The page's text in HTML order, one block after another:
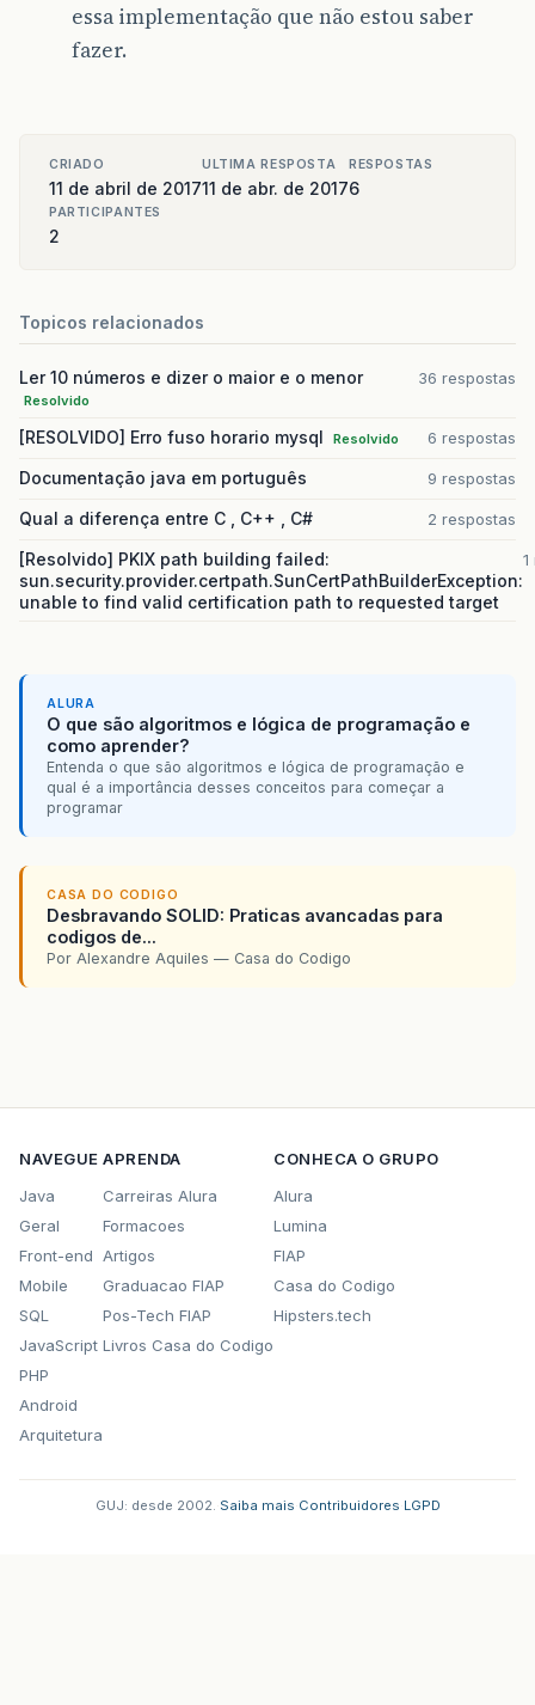
essa implementação que não estou saber
fazer.
CRIADO
11 de abril de 2017
ULTIMA RESPOSTA
11 de abr. de 2017
RESPOSTAS
6
PARTICIPANTES
2
Topicos relacionados
Ler 10 números e dizer o maior e o menor
Resolvido
36 respostas
[RESOLVIDO] Erro fuso horario mysql Resolvido 6 respostas
Documentação java em português 9 respostas
Qual a diferença entre C , C++ , C# 2 respostas
[Resolvido] PKIX path building failed:
sun.security.provider.certpath.SunCertPathBuilderException:
unable to find valid certification path to requested target
ALURA
O que são algoritmos e lógica de programação e
como aprender?
Entenda o que são algoritmos e lógica de programação e
qual é a importância desses conceitos para começar a
programar
CASA DO CODIGO
Desbravando SOLID: Praticas avancadas para
codigos de...
Por Alexandre Aquiles — Casa do Codigo
NAVEGUE
Java
Geral
Front-end
Mobile
SQL
JavaScript
PHP
Android
Arquitetura
APRENDA
Carreiras Alura
Formacoes
Artigos
Graduacao FIAP
Pos-Tech FIAP
Livros Casa do Codigo
CONHECA O GRUPO
Alura
Lumina
FIAP
Casa do Codigo
Hipsters.tech
GUJ: desde 2002. Saiba mais Contribuidores LGPD